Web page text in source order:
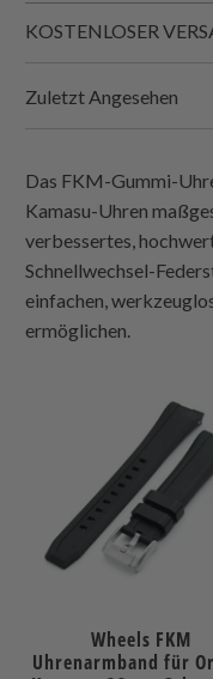
KOSTENLOSER
Zuletzt Angesehen
Das FKM-Gummi-
Kamasu-Uhren
verbessertes,
Schnellwechsel-
einfachen,
ermöglichen.
Wheels FKM
Uhrenarmband für